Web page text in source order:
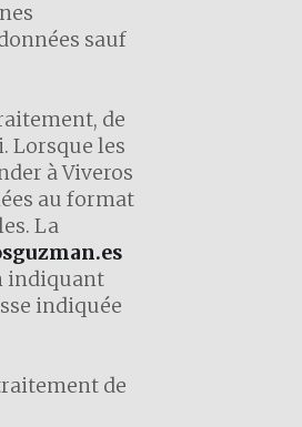
sauf
de
Lorsque les
à Viveros
au format
La
indiquant
indiquée
de